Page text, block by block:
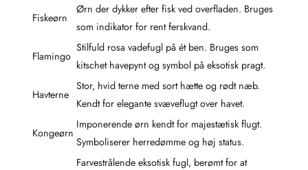
Fiskeørn
Ørn der dykker efter fisk ved overfladen. Bruges
som indikator for rent ferskvand.
Flamingo
Stilfuld rosa vadefugl på ét ben. Bruges som
kitschet havepynt og symbol på eksotisk pragt.
Havterne
Stor, hvid terne med sort hætte og rødt næb.
Kendt for elegante svæveflugt over havet.
Kongeørn
Imponerende ørn kendt for majestætisk flugt.
Symboliserer herredømme og høj status.
Farvestrålende eksotisk fugl, berømt for at